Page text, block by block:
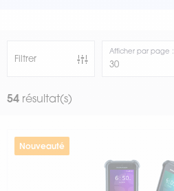
54 résultat(s)
Filtrer
Afficher par page :
Nouveauté